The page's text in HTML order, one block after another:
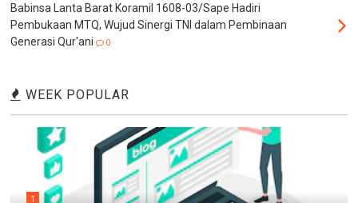
Babinsa Lanta Barat Koramil 1608-03/Sape Hadiri
Pembukaan MTQ, Wujud Sinergi TNI dalam Pembinaan
Generasi Qur'ani
0
WEEK POPULAR
1